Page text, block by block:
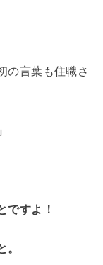
の言葉も住職さ
ですよ！